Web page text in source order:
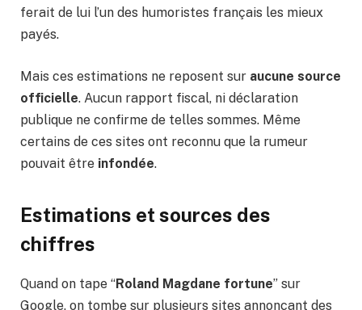
ferait de lui l’un des humoristes français les mieux
payés.
Mais ces estimations ne reposent sur aucune source
officielle. Aucun rapport fiscal, ni déclaration
publique ne confirme de telles sommes. Même
certains de ces sites ont reconnu que la rumeur
pouvait être infondée.
Estimations et sources des
chiffres
Quand on tape “Roland Magdane fortune” sur
Google, on tombe sur plusieurs sites annonçant des